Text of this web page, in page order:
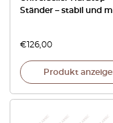
Ständer – stabil und
€126,00
Produkt